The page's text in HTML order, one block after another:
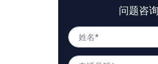
问题咨询
姓
名